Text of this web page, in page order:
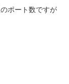
ポート数ですが